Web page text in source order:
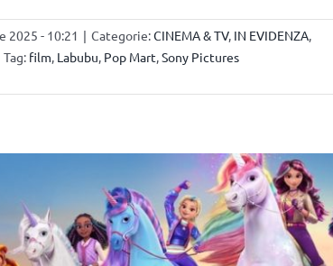
2025 - 10:21 | Categorie:CINEMA & TV, IN EVIDENZA,
Tag: film, Labubu, Pop Mart,Sony Pictures